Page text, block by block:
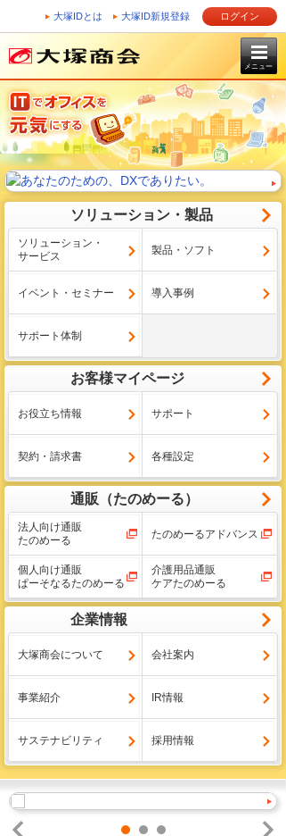
大塚IDとは 大塚ID新規登録 ログイン
メニュー
ソリューション・製品
ソリューション・
サービス
製品・ソフト
イベント・セミナー 導入事例
サポート体制
お客様マイページ
お役立ち情報 サポート
契約・請求書 各種設定
通販（たのめーる）
法人向け通販
たのめーる
たのめーるアドバンス
個人向け通販
ぱーそなるたのめーる
介護用品通販
ケアたのめーる
企業情報
大塚商会について 会社案内
事業紹介 IR情報
サステナビリティ 採用情報
1 2
3